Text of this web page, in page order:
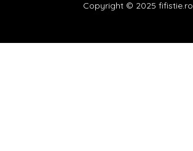
Copyright © 2025 fifistie.ro